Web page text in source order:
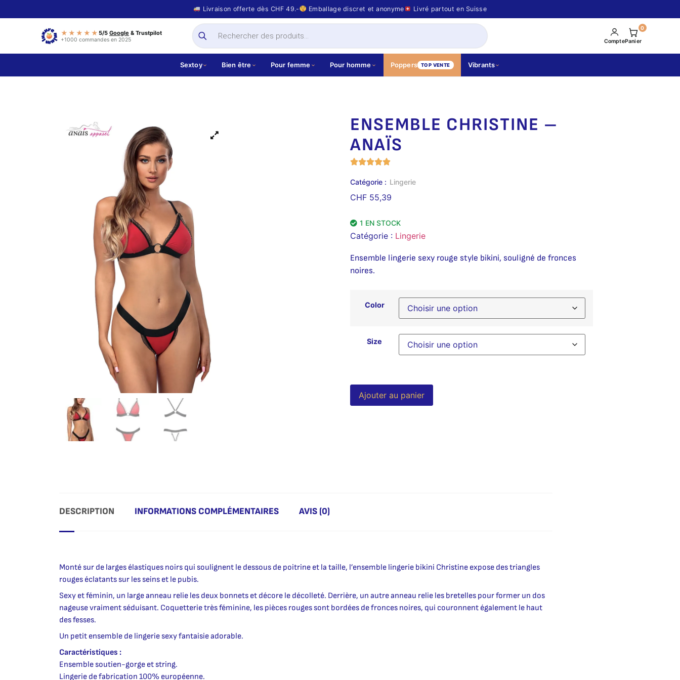
Livraison offerte dès CHF 49.- Emballage discret et anonyme Livré partout en Suisse
★★★★★5/5Google & Trustpilot
+1000 commandes en 2025 ComptePanier
0
Sextoy Bien être Pour femme Pour homme Poppers TOP VENTE Vibrants
ENSEMBLE CHRISTINE –
ANAÏS
Catégorie : Lingerie
CHF 55,39
1 EN STOCK
Catégorie : Lingerie
Ensemble lingerie sexy rouge style bikini, souligné de fronces
noires.
Color
Size
Ajouter au panier
DESCRIPTION INFORMATIONS COMPLÉMENTAIRES AVIS (0)
Monté sur de larges élastiques noirs qui soulignent le dessous de poitrine et la taille, l’ensemble lingerie bikini Christine expose des triangles
rouges éclatants sur les seins et le pubis.
Sexy et féminin, un large anneau relie les deux bonnets et décore le décolleté. Derrière, un autre anneau relie les bretelles pour former un dos
nageuse vraiment séduisant. Coquetterie très féminine, les pièces rouges sont bordées de fronces noires, qui couronnent également le haut
des fesses.
Un petit ensemble de lingerie sexy fantaisie adorable.
Caractéristiques :
Ensemble soutien-gorge et string.
Lingerie de fabrication 100% européenne.